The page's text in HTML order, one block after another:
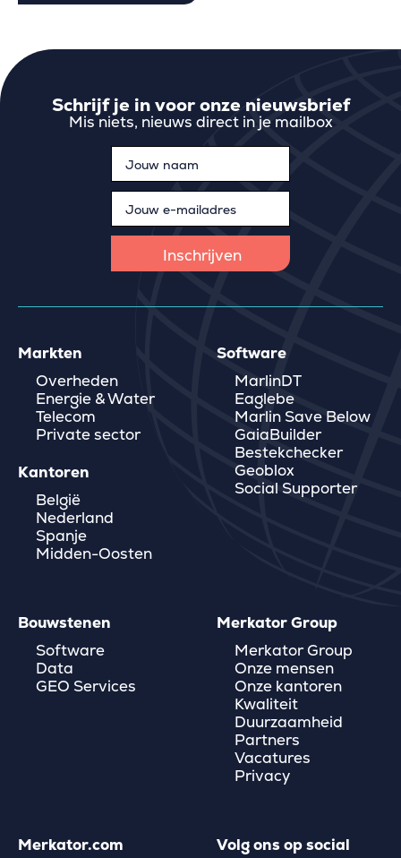
Schrijf je in voor onze nieuwsbrief
Mis niets, nieuws direct in je mailbox
Volg ons op social
Markten
Overheden
Energie & Water
Telecom
Private sector
Kantoren
België
Nederland
Spanje
Midden-Oosten
Software
MarlinDT
Eaglebe
Marlin Save Below
GaiaBuilder
Bestekchecker
Geoblox
Social Supporter
Bouwstenen
Software
Data
GEO Services
Merkator Group
Merkator Group
Onze mensen
Onze kantoren
Kwaliteit
Duurzaamheid
Partners
Vacatures
Privacy
Merkator.com